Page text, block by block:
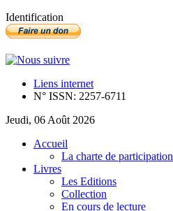
Identification
Liens internet
N° ISSN: 2257-6711
Jeudi, 06 Août 2026
Accueil
La charte de participation
Livres
Les Editions
Collection
En cours de lecture